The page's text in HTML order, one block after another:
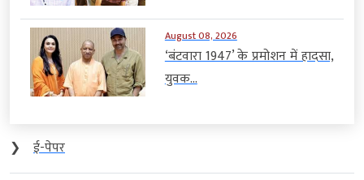
August 08, 2026
‘बंटवारा 1947’ के प्रमोशन में हादसा,
युवक...
❯
ई-पेपर